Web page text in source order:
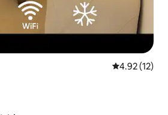
平均评分
4.92 (12)